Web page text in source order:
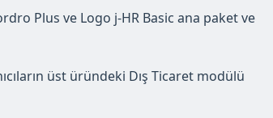
Plus ve Logo j-HR Basic ana paket ve
üst üründeki Dış Ticaret modülü